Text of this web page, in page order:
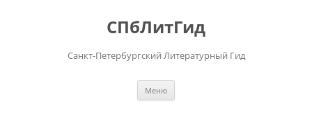
СПбЛитГид
Санкт-Петербургский Литературный Гид
Меню